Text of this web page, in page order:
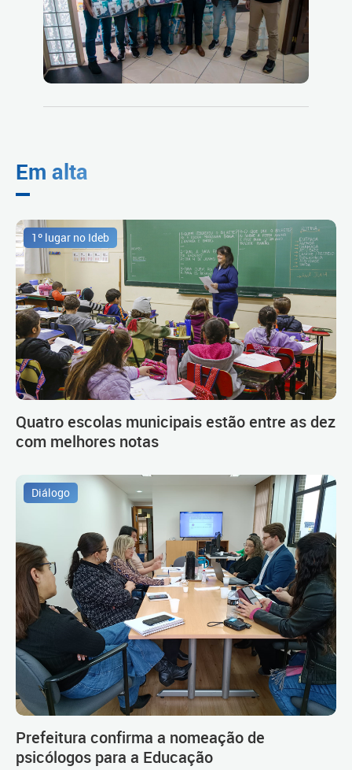
Em alta
1º lugar no Ideb
Quatro escolas municipais estão entre as dez
com melhores notas
Diálogo
Prefeitura confirma a nomeação de
psicólogos para a Educação